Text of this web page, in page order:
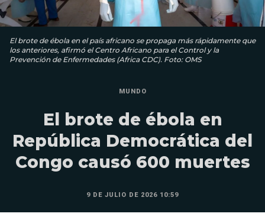
El brote de ébola en el país africano se propaga más rápidamente que
los anteriores, afirmó el Centro Africano para el Control y la
Prevención de Enfermedades (Africa CDC). Foto: OMS
MUNDO
El brote de ébola en
República Democrática del
Congo causó 600 muertes
9 DE JULIO DE 2026 10:59